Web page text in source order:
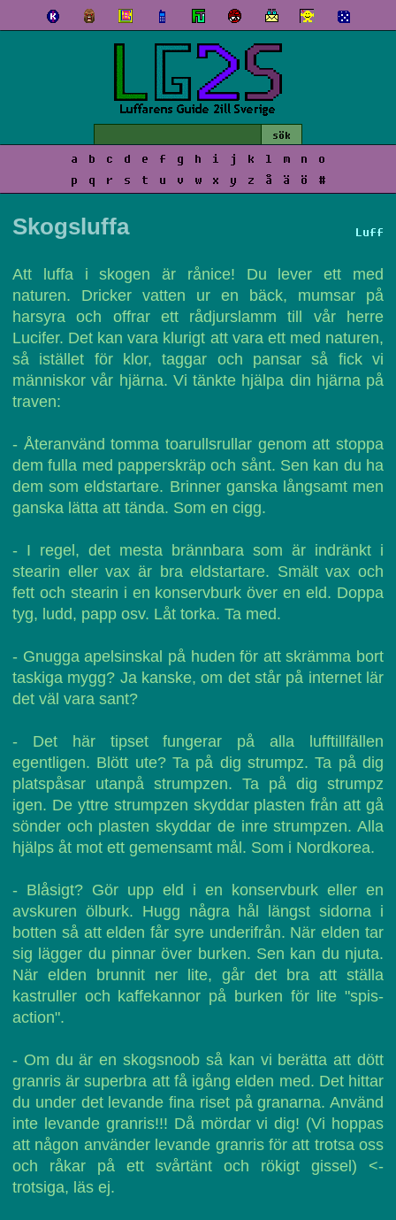
a b c d e f g h i j k l m n
o
p
q r s t u v w x y z å ä ö #
Luff
Skogsluffa
Att luffa i skogen är rånice! Du lever ett med
naturen. Dricker vatten ur en bäck, mumsar på
harsyra och offrar ett rådjurslamm till vår herre
Lucifer. Det kan vara klurigt att vara ett med naturen,
så istället för klor, taggar och pansar så fick vi
människor vår hjärna. Vi tänkte hjälpa din hjärna på
traven:
- Återanvänd tomma toarullsrullar genom att stoppa
dem fulla med papperskräp och sånt. Sen kan du ha
dem som eldstartare. Brinner ganska långsamt men
ganska lätta att tända. Som en cigg.
- I regel, det mesta brännbara som är indränkt i
stearin eller vax är bra eldstartare. Smält vax och
fett och stearin i en konservburk över en eld. Doppa
tyg, ludd, papp osv. Låt torka. Ta med.
- Gnugga apelsinskal på huden för att skrämma bort
taskiga mygg? Ja kanske, om det står på internet lär
det väl vara sant?
- Det här tipset fungerar på alla lufftillfällen
egentligen. Blött ute? Ta på dig strumpz. Ta på dig
platspåsar utanpå strumpzen. Ta på dig strumpz
igen. De yttre strumpzen skyddar plasten från att gå
sönder och plasten skyddar de inre strumpzen. Alla
hjälps åt mot ett gemensamt mål. Som i Nordkorea.
- Blåsigt? Gör upp eld i en konservburk eller en
avskuren ölburk. Hugg några hål längst sidorna i
botten så att elden får syre underifrån. När elden tar
sig lägger du pinnar över burken. Sen kan du njuta.
När elden brunnit ner lite, går det bra att ställa
kastruller och kaffekannor på burken för lite "spis-
action".
- Om du är en skogsnoob så kan vi berätta att dött
granris är superbra att få igång elden med. Det hittar
du under det levande fina riset på granarna. Använd
inte levande granris!!! Då mördar vi dig! (Vi hoppas
att någon använder levande granris för att trotsa oss
och råkar på ett svårtänt och rökigt gissel) <-
trotsiga, läs ej.